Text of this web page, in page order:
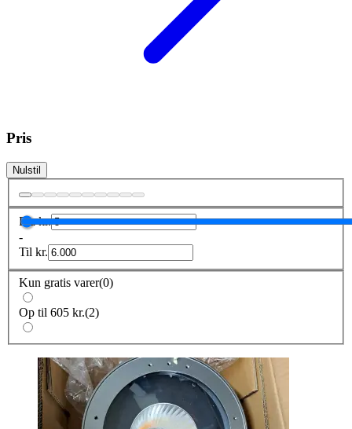
Pris
Nulstil
Frakr.
-
Til kr.
Kun gratis varer(0)
Op til 605 kr.(2)